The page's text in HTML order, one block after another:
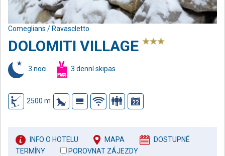
Comeglians / Ravascletto
DOLOMITI VILLAGE
3 noci 3 denní skipas
2500 m
INFO O HOTELU MAPA
DOSTUPNÉ
TERMÍNY
POROVNAT ZÁJEZDY